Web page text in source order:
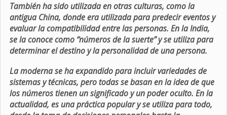
También ha sido utilizada en otras culturas, como la
antigua China, donde era utilizada para predecir eventos y
evaluar la compatibilidad entre las personas. En la India,
se la conoce como “números de la suerte” y se utiliza para
determinar el destino y la personalidad de una persona.
La moderna se ha expandido para incluir variedades de
sistemas y técnicas, pero todas se basan en la idea de que
los números tienen un significado y un poder oculto. En la
actualidad, es una práctica popular y se utiliza para todo,